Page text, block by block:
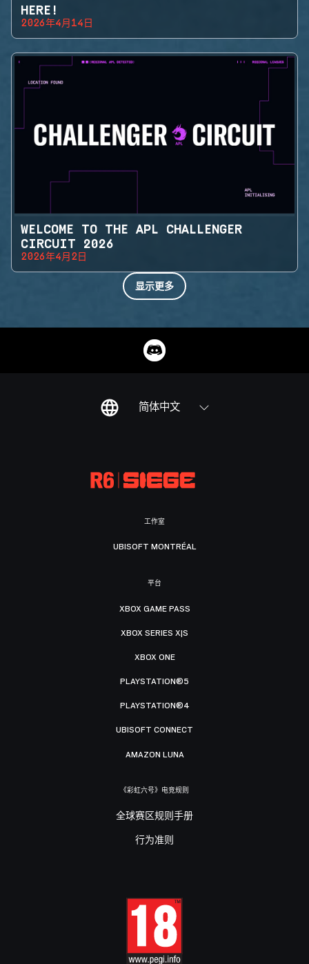
HERE!
2026年4月14日
WELCOME TO THE APL CHALLENGER
CIRCUIT 2026
2026年4月2日
显示更多
简体中文
工作室
UBISOFT MONTRÉAL
平台
XBOX GAME PASS
XBOX SERIES X|S
XBOX ONE
PLAYSTATION®5
PLAYSTATION®4
UBISOFT CONNECT
AMAZON LUNA
《彩虹六号》电竞规则
全球赛区规则手册
行为准则